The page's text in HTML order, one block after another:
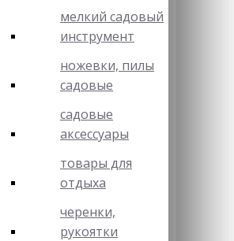
мелкий садовый
инструмент
ножевки, пилы
садовые
садовые
аксессуары
товары для
отдыха
черенки,
рукоятки